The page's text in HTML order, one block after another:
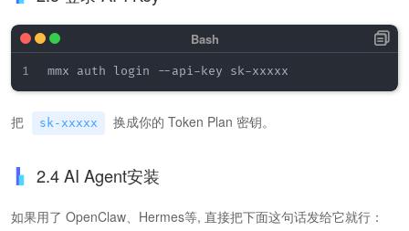
把 sk-xxxxx 换成你的 Token Plan 密钥。
2.4 AI Agent安装
如果用了 OpenClaw、Hermes等, 直接把下面这句话发给它就行：